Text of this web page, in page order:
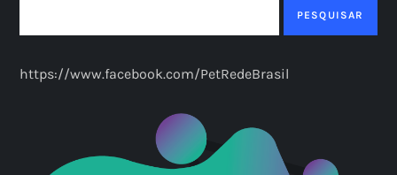
PESQUISAR
https://www.facebook.com/PetRedeBrasil